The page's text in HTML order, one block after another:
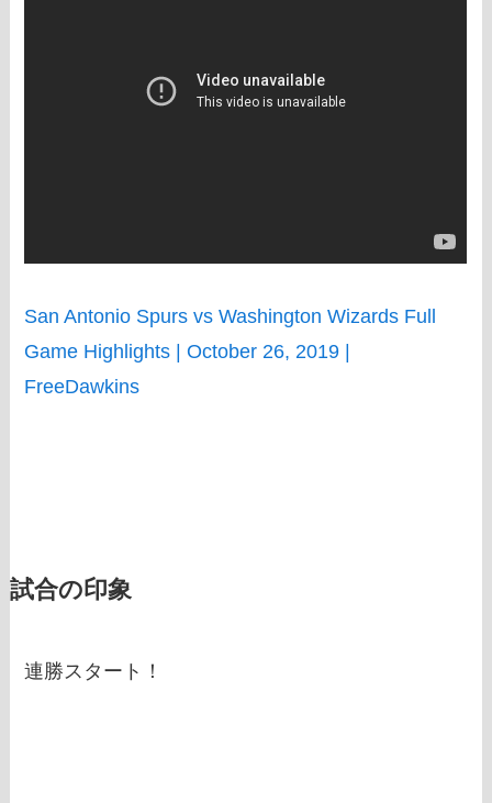
San Antonio Spurs vs Washington Wizards Full
Game Highlights | October 26, 2019 |
FreeDawkins
試合の印象
連勝スタート！